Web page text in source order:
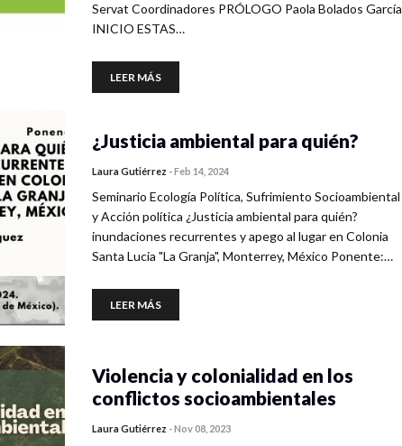
Social
Servat Coordinadores PRÓLOGO Paola Bolados García
INICIO ESTAS…
LEER MÁS
¿Justicia ambiental para quién?
Laura Gutiérrez -Feb 14, 2024
Seminario Ecología Política, Sufrimiento Socioambiental
y Acción política ¿Justicia ambiental para quién?
inundaciones recurrentes y apego al lugar en Colonia
Santa Lucia "La Granja", Monterrey, México Ponente:…
LEER MÁS
Violencia y colonialidad en los
conflictos socioambientales
Laura Gutiérrez -Nov 08, 2023